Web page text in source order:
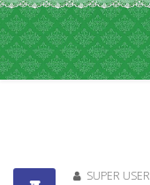
SUPER USER